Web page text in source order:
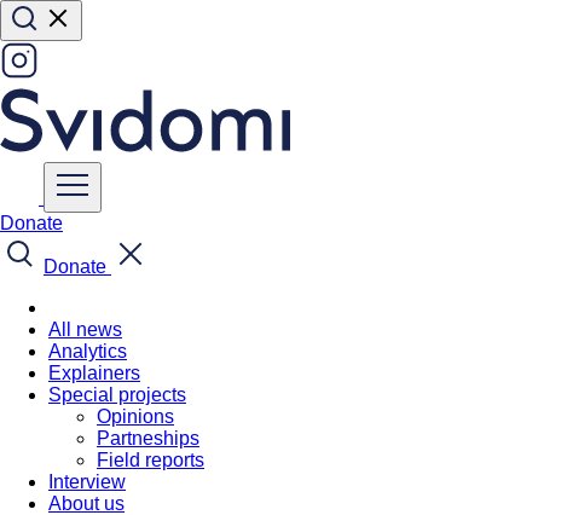
Donate
Donate
All news
Analytics
Explainers
Special projects
Opinions
Partneships
Field reports
Interview
About us